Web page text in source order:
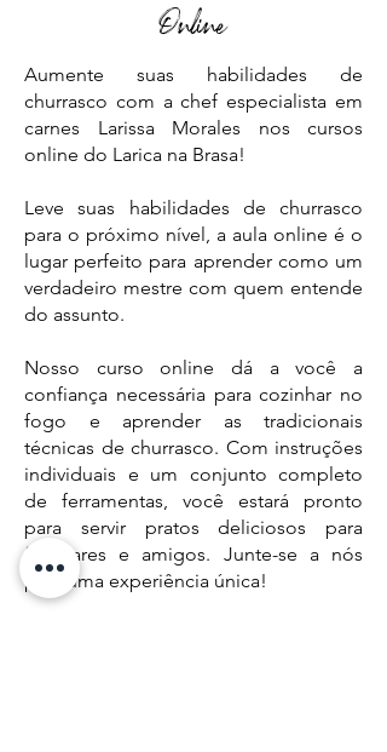
Online
Aumente suas habilidades de
churrasco com a chef especialista em
carnes Larissa Morales nos cursos
online do Larica na Brasa!
Leve suas habilidades de churrasco
para o próximo nível, a aula online é o
lugar perfeito para aprender como um
verdadeiro mestre com quem entende
do assunto.
Nosso curso online dá a você a
confiança necessária para cozinhar no
fogo e aprender as tradicionais
técnicas de churrasco. Com instruções
individuais e um conjunto completo
de ferramentas, você estará pronto
para servir pratos deliciosos para
familiares e amigos. Junte-se a nós
para uma experiência única!